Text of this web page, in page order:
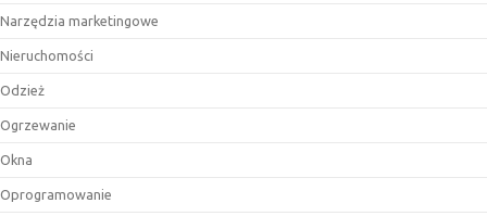
Narzędzia marketingowe
Nieruchomości
Odzież
Ogrzewanie
Okna
Oprogramowanie